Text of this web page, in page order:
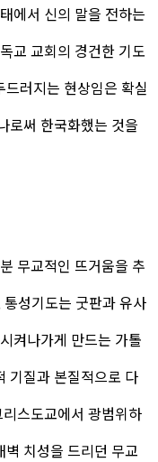
에서 신의 말을 전하는
교 교회의 경건한 기도
러지는 현상임은 확실
로써 한국화했는 것을
무교적인 뜨거움을 추
성기도는 굿판과 유사
켜나가게 만드는 가톨
기질과 본질적으로 다
스도교에서 광범위하
치성을 드리던 무교